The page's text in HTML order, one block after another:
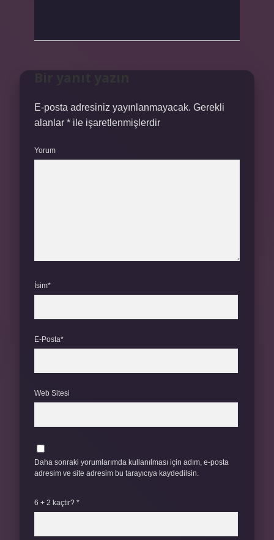
E-posta adresiniz yayınlanmayacak. Gerekli
alanlar * ile işaretlenmişlerdir
Yorum
İsim*
E-Posta*
Web Sitesi
Daha sonraki yorumlarımda kullanılması için adım, e-posta
adresim ve site adresim bu tarayıcıya kaydedilsin.
6 + 2 kaçtır? *